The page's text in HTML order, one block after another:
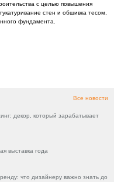
Все новости
декор, который зарабатывает
выставка года
что дизайнеру важно знать до
с целью повышения
стен и обшивка тесом,
фундамента.